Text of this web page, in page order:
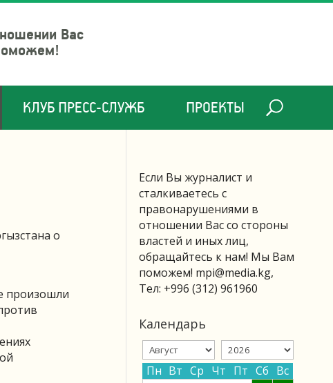
Вас
КЛУБ ПРЕСС-СЛУЖБ ПРОЕКТЫ
о
произошли
Если Вы журналист и
сталкиваетесь с
правонарушениями в
отношении Вас со стороны
властей и иных лиц,
обращайтесь к нам! Мы Вам
поможем! mpi@media.kg,
Тел: +996 (312) 961960
Календарь
Пн Вт Ср Чт Пт Сб Вс